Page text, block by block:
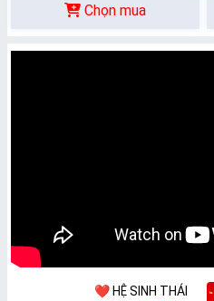
Chọn mua
❤️ HỆ SINH THÁI